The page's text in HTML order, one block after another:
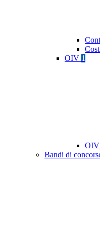
OIV 1
OIV
Bandi di